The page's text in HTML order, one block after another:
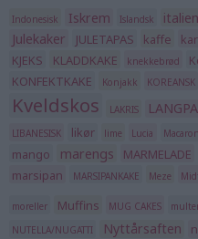
Indonesisk Iskrem Islandsk
Julekaker JULETAPAS kaffe
KJEKS KLADDKAKE knekkebrød
KONFEKTKAKE
Konjakk KOREANSK
Kveldskos LAKRIS
LIBANESISK
likør lime Lucia
mango marengs MARMELADE
marsipan MARSIPANKAKE Meze
moreller Muffins MUG CAKES
NUTELLA/NUGATTI
Nyttårsaften